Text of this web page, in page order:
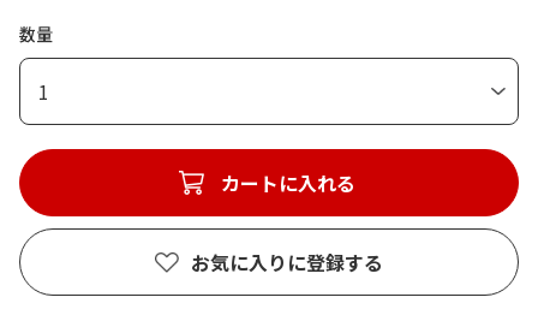
数量
1
カートに入れる
お気に入りに登録する